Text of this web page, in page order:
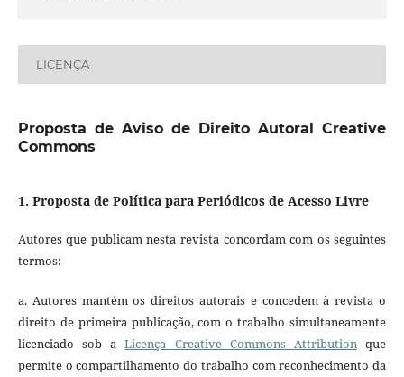
LICENÇA
Proposta de Aviso de Direito Autoral Creative
Commons
1. Proposta de Política para Periódicos de Acesso Livre
Autores que publicam nesta revista concordam com os seguintes
termos:
a. Autores mantém os direitos autorais e concedem à revista o
direito de primeira publicação, com o trabalho simultaneamente
licenciado sob aLicença Creative Commons Attributionque
permite o compartilhamento do trabalho com reconhecimento da